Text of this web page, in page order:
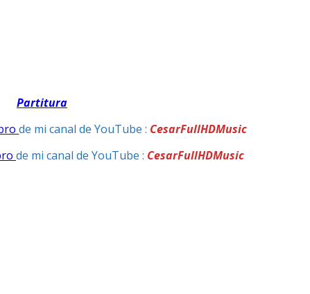
Partitura
de mi canal de YouTube : CesarFullHDMusic
de mi canal de YouTube : CesarFullHDMusic